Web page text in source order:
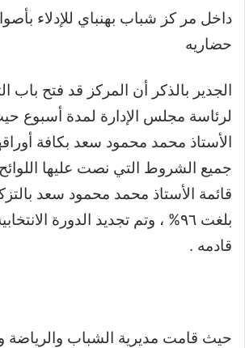
داخل مر كز شباب بهنباي للإدلاء
حضاريه
الجدير بالذكر أن المركز قد فتح باب
لرئاسة مجلس الإدارة لمدة أسبوع
الأستاذ محمد محمود سعد بكافة
جميع الشروط التي نصت عليها
قائمة الأستاذ محمد محمود سعد
بلغت ٩٦% ،
قادمه .
حيث قامت مديرية الشباب والرياضة